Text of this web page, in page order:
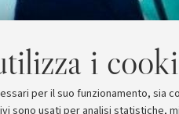
i
per il suo funzionamento,
sono usati per analisi statistiche,